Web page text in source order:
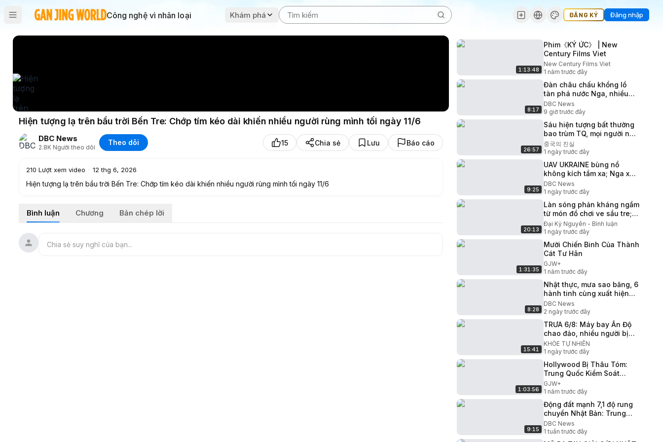
Công nghệ vì nhân loại Khám phá ĐĂNG KÝ Đăng nhập
Hiện tượng lạ trên bầu trời Bến Tre: Chớp tím kéo dài khiến nhiều người rùng mình tối ngày 11/6
DBC News
2.8K Người theo dõi
Theo dõi 15 Chia sẻ Lưu Báo cáo
210 Lượt xem video · 12 thg 6, 2026
Hiện tượng lạ trên bầu trời Bến Tre: Chớp tím kéo dài khiến nhiều người rùng mình tối ngày 11/6
Bình luận Chương Bản chép lời
1:13:48
Phim《KÝ ỨC》 | New
Century Films Viet
New Century Films Viet
1 năm trước đây
8:17
Đàn châu chấu khổng lồ
tàn phá nước Nga, nhiều
người liên tưởng đến Mười
Tai Ương trong Kinh Thánh
DBC News
9 giờ trước đây
26:57
Sáu hiện tượng bất thường
bao trùm TQ, mọi người như
đều đang biến mất!
중국의 진실
1 ngày trước đây
9:25
UAV UKRAINE bùng nổ
không kích tầm xa; Nga xây
hầm trú ẩn dấu vũ khí ‘Mắt
thần”.
DBC News
1 ngày trước đây
20:13
Làn sóng phản kháng ngầm
từ món đồ chơi ve sầu tre;
Liên minh Hồng nhị đại
ngầm lật đổ Tập Cận Bình
Đại Kỷ Nguyên - Bình luận
1 ngày trước đây
1:31:35
Mười Chiến Binh Của Thành
Cát Tư Hãn
GJW+
1 năm trước đây
8:28
Nhật thực, mưa sao băng, 6
hành tinh cùng xuất hiện
trong ngày 12/8: Điềm báo
hay trùng hợp?
DBC News
2 ngày trước đây
15:41
TRƯA 6/8: Máy bay Ấn Độ
chao đảo, nhiều người bị
thương; VN: Thực phẩm, rau
xanh đồng loạt giảm giá
KHỎE TỰ NHIÊN
1 ngày trước đây
1:03:56
Hollywood Bị Thâu Tóm:
Trung Quốc Kiểm Soát
Ngành Điện Ảnh
GJW+
1 năm trước đây
9:15
Động đất mạnh 7,1 độ rung
chuyển Nhật Bản: Trung
tâm thương mại Aeon phát
nổ, nhiều người mắc kẹt
DBC News
1 tuần trước đây